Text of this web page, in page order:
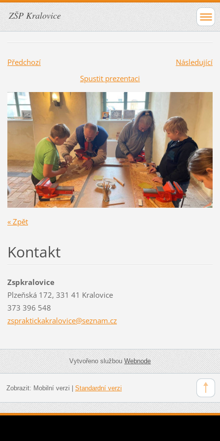
ZŠP Kralovice
Předchozí
Následující
Spustit prezentaci
« Zpět
Kontakt
Zspkralovice
Plzeňská 172, 331 41 Kralovice
373 396 548
zspraktickakralovice@seznam.cz
Vytvořeno službouWebnode
Zobrazit: Mobilní verzi Standardní verzi